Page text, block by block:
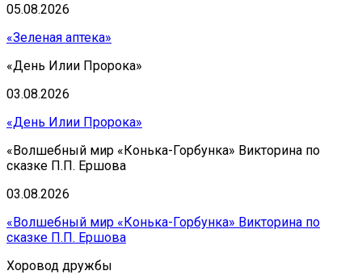
05.08.2026
«Зеленая аптека»
«День Илии Пророка»
03.08.2026
«День Илии Пророка»
«Волшебный мир «Конька-Горбунка» Викторина по
сказке П.П. Ершова
03.08.2026
«Волшебный мир «Конька-Горбунка» Викторина по
сказке П.П. Ершова
Хоровод дружбы